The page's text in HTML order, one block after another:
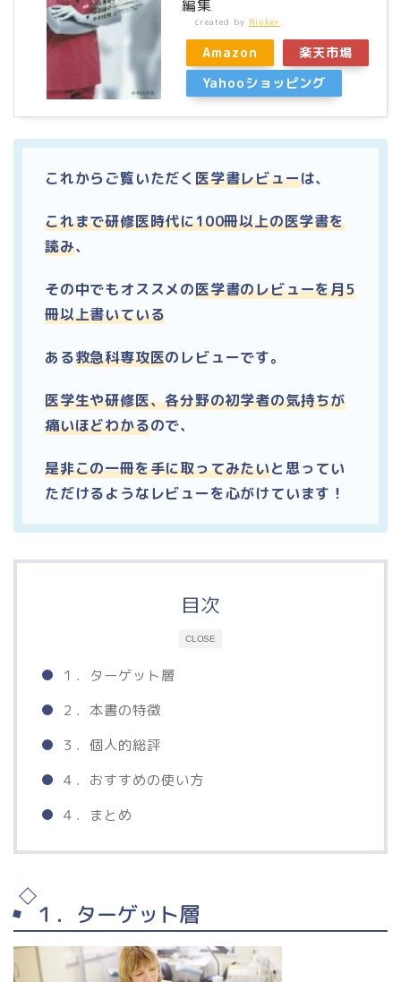
編集
created by Rinker
Amazon
楽天市場
Yahooショッピング
これからご覧いただく 医学書レビューは、
これまで研修医時代に100冊以上の医学書を
読み、
その中でもオススメの医学書のレビューを月5
冊以上書いている
ある救急科専攻医のレビューです。
医学生や研修医、各分野の初学者の気持ちが
痛いほどわかるので、
是非この一冊を手に取ってみたいと思ってい
ただけるようなレビューを心がけています！
CLOSE
目次
１．ターゲット層
２．本書の特徴
３．個人的総評
４．おすすめの使い方
４．まとめ
１．ターゲット層